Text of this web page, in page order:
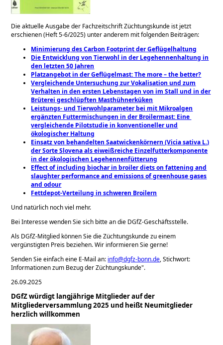
Die aktuelle Ausgabe der Fachzeitschrift Züchtungskunde ist jetzt
erschienen (Heft 5-6/2025) unter anderem mit folgenden Beiträgen:
Minimierung des Carbon Footprint der Geflügelhaltung
Die Entwicklung von Tierwohl in der Legehennenhaltung in
den letzten 50 Jahren
Platzangebot in der Geflügelmast: The more – the better?
Vergleichende Untersuchung zur Vokalisation und zum
Verhalten in den ersten Lebenstagen von im Stall und in der
Brüterei geschlüpften Masthühnerküken
Leistungs- und Tierwohlparameter bei mit Mikroalgen
ergänzten Futtermischungen in der Broilermast: Eine ​
vergleichende Pilotstudie in konventioneller und
ökologischer Haltung
Einsatz von behandelten Saatwickenkörnern (Vicia sativa L.)
der Sorte Slovena als eiweißreiche ​Einzelfutterkomponente
in der ökologischen ​Legehennenfütterung
Effect of including biochar in broiler diets on fattening and
slaughter performance and emissions of greenhouse gases
and odour
Fettdepot-Verteilung in schweren Broilern
Und natürlich noch viel mehr.
Bei Interesse wenden Sie sich bitte an die DGfZ-Geschäftsstelle.
Als DGfZ-Mitglied können Sie die Züchtungskunde zu einem
vergünstigten Preis beziehen. Wir informieren Sie gerne!
Senden Sie einfach eine E-Mail an: info@dgfz-bonn.de, Stichwort:
Informationen zum Bezug der Züchtungskunde".
26.09.2025
DGfZ würdigt langjährige Mitglieder auf der
Mitgliederversammlung 2025 und heißt Neumitglieder
herzlich willkommen